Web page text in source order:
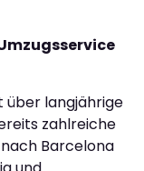
über langjährige
zahlreiche
Barcelona